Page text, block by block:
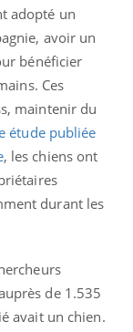
adopté un
avoir un
bénéficier
Ces
maintenir du
étude publiée
, les chiens ont
durant les
de 1.535
avait un chien.